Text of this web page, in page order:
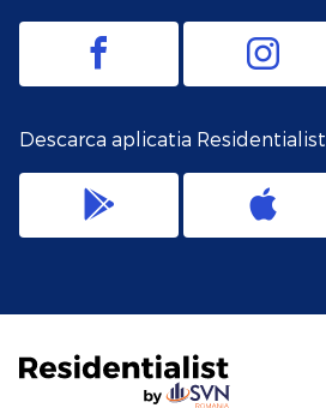
Descarca aplicatia Residentialist